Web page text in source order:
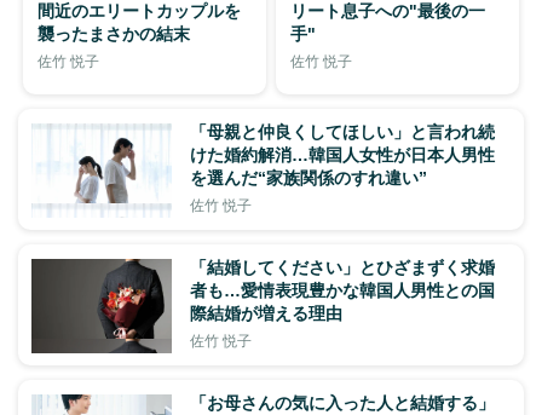
間近のエリートカップルを
襲ったまさかの結末
佐竹 悦子
リート息子への"最後の一
手"
佐竹 悦子
「母親と仲良くしてほしい」と言われ続
けた婚約解消…韓国人女性が日本人男性
を選んだ“家族関係のすれ違い”
佐竹 悦子
「結婚してください」とひざまずく求婚
者も…愛情表現豊かな韓国人男性との国
際結婚が増える理由
佐竹 悦子
「お母さんの気に入った人と結婚する」